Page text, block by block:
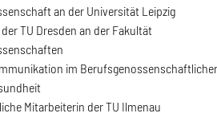
an der Universität Leipzig
TU Dresden an der Fakultät
im
Mitarbeiterin der TU Ilmenau